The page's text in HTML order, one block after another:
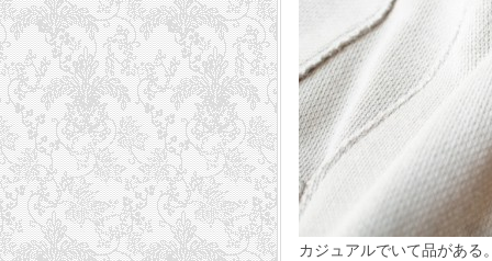
カジュアルでいて品がある